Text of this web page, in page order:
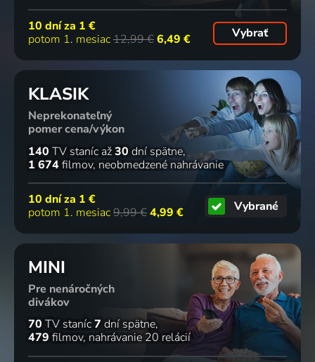
10 dní za 1 €
potom 1. mesiac12,99 €6,49 € Vybrať
KLASIK
Neprekonateľný
pomer cena/výkon
140 TV staníc až30 dní spätne
1 674filmov neobmedzené nahrávanie
10 dní za 1 €
potom 1. mesiac9,99 €4,99 € Vybrané
MINI
Pre nenáročných
divákov
70 TV staníc7 dní spätne
479 filmov nahrávanie 20 relácií